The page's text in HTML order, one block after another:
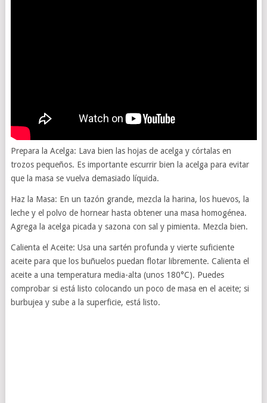
Prepara la Acelga: Lava bien las hojas de acelga y córtalas en
trozos pequeños. Es importante escurrir bien la acelga para evitar
que la masa se vuelva demasiado líquida.
Haz la Masa: En un tazón grande, mezcla la harina, los huevos, la
leche y el polvo de hornear hasta obtener una masa homogénea.
Agrega la acelga picada y sazona con sal y pimienta. Mezcla bien.
Calienta el Aceite: Usa una sartén profunda y vierte suficiente
aceite para que los buñuelos puedan flotar libremente. Calienta el
aceite a una temperatura media-alta (unos 180°C). Puedes
comprobar si está listo colocando un poco de masa en el aceite; si
burbujea y sube a la superficie, está listo.